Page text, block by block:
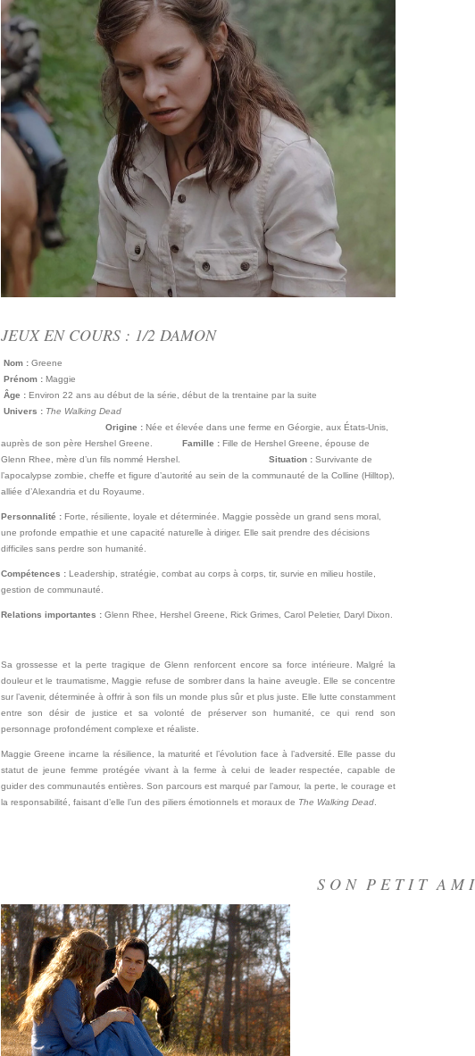
JEUX EN COURS : 1/2 DAMON
Nom :Greene
Prénom :Maggie
Âge :Environ 22 ans au début de la série, début de la trentaine par la suite
Univers : The Walking Dead
Origine : Née et élevée dans une ferme en Géorgie, aux États-Unis,
auprès de son père Hershel Greene.
Famille : Fille de Hershel Greene, épouse de
Glenn Rhee, mère d’un fils nommé Hershel. Situation : Survivante de
l’apocalypse zombie, cheffe et figure d’autorité au sein de la communauté de la Colline (Hilltop),
alliée d’Alexandria et du Royaume.
Personnalité : Forte, résiliente, loyale et déterminée. Maggie possède un grand sens moral,
une profonde empathie et une capacité naturelle à diriger. Elle sait prendre des décisions
difficiles sans perdre son humanité.
Compétences : Leadership, stratégie, combat au corps à corps, tir, survie en milieu hostile,
gestion de communauté.
Relations importantes : Glenn Rhee, Hershel Greene, Rick Grimes, Carol Peletier, Daryl Dixon.
Sa grossesse et la perte tragique de Glenn renforcent encore sa force intérieure. Malgré la
douleur et le traumatisme, Maggie refuse de sombrer dans la haine aveugle. Elle se concentre
sur l’avenir, déterminée à offrir à son fils un monde plus sûr et plus juste. Elle lutte constamment
entre son désir de justice et sa volonté de préserver son humanité, ce qui rend son
personnage profondément complexe et réaliste.
Maggie Greene incarne la résilience, la maturité et l’évolution face à l’adversité. Elle passe du
statut de jeune femme protégée vivant à la ferme à celui de leader respectée, capable de
guider des communautés entières. Son parcours est marqué par l’amour, la perte, le courage et
la responsabilité, faisant d’elle l’un des piliers émotionnels et moraux de The Walking Dead.
S O N P E T I T A M I